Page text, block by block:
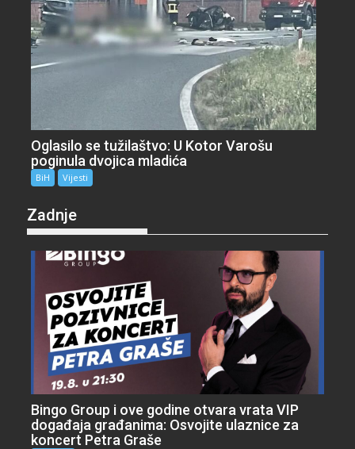
Oglasilo se tužilaštvo: U Kotor Varošu
poginula dvojica mladića
BiH Vijesti
Zadnje
Bingo Group i ove godine otvara vrata VIP
događaja građanima: Osvojite ulaznice za
koncert Petra Graše